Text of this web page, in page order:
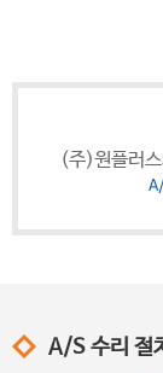
(주)원플러스
A/S 수리 절